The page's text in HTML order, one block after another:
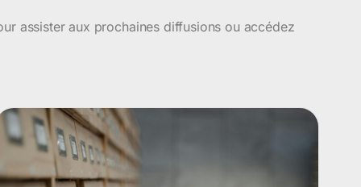
assister aux prochaines diffusions ou accédez